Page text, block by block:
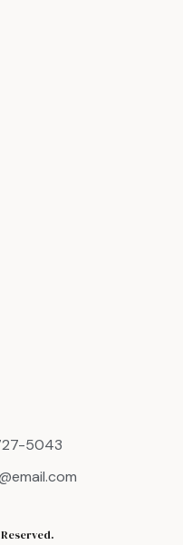
5043